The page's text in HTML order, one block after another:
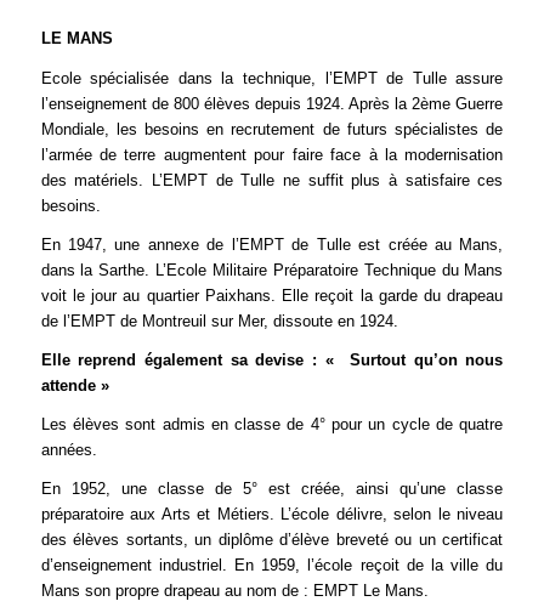
LE MANS
Ecole spécialisée dans la technique, l’EMPT de Tulle assure
l’enseignement de 800 élèves depuis 1924. Après la 2ème Guerre
Mondiale, les besoins en recrutement de futurs spécialistes de
l’armée de terre augmentent pour faire face à la modernisation
des matériels. L’EMPT de Tulle ne suffit plus à satisfaire ces
besoins.
En 1947, une annexe de l’EMPT de Tulle est créée au Mans,
dans la Sarthe. L’Ecole Militaire Préparatoire Technique du Mans
voit le jour au quartier Paixhans. Elle reçoit la garde du drapeau
de l’EMPT de Montreuil sur Mer, dissoute en 1924.
Elle reprend également sa devise : « Surtout qu’on nous
attende »
Les élèves sont admis en classe de 4° pour un cycle de quatre
années.
En 1952, une classe de 5° est créée, ainsi qu’une classe
préparatoire aux Arts et Métiers. L’école délivre, selon le niveau
des élèves sortants, un diplôme d’élève breveté ou un certificat
d’enseignement industriel. En 1959, l’école reçoit de la ville du
Mans son propre drapeau au nom de : EMPT Le Mans.